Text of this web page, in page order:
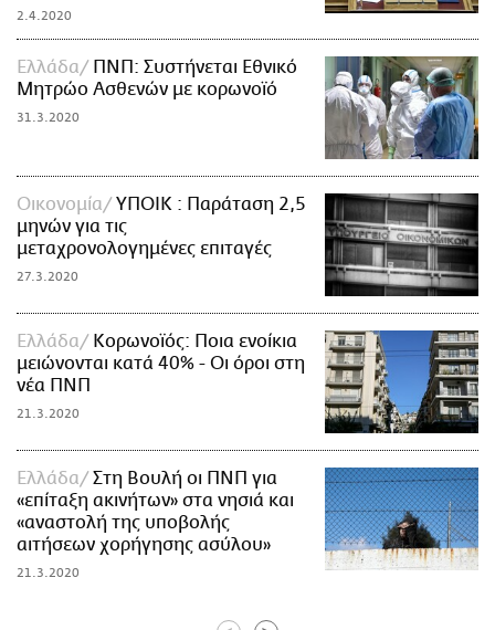
2.4.2020
Ελλάδα
ΠΝΠ: Συστήνεται Εθνικό
Μητρώο Ασθενών με κορωνοϊό
31.3.2020
Οικονομία
ΥΠΟΙΚ : Παράταση 2,5
μηνών για τις
μεταχρονολογημένες επιταγές
27.3.2020
Ελλάδα
Κορωνοϊός: Ποια ενοίκια
μειώνονται κατά 40% - Οι όροι στη
νέα ΠΝΠ
21.3.2020
Ελλάδα
Στη Βουλή οι ΠΝΠ για
«επίταξη ακινήτων» στα νησιά και
«αναστολή της υποβολής
αιτήσεων χορήγησης ασύλου»
21.3.2020